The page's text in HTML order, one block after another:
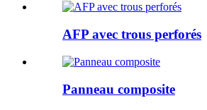
AFP avec trous perforés
Panneau composite